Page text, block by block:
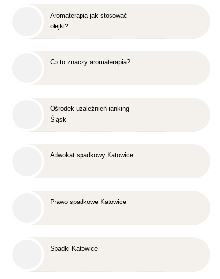
Aromaterapia jak stosować
olejki?
Co to znaczy aromaterapia?
Ośrodek uzależnień ranking
Śląsk
Adwokat spadkowy Katowice
Prawo spadkowe Katowice
Spadki Katowice